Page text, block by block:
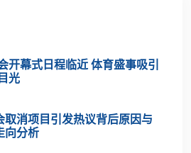
开幕式日程临近 体育盛事吸引
光
取消项目引发热议背后原因与
向分析